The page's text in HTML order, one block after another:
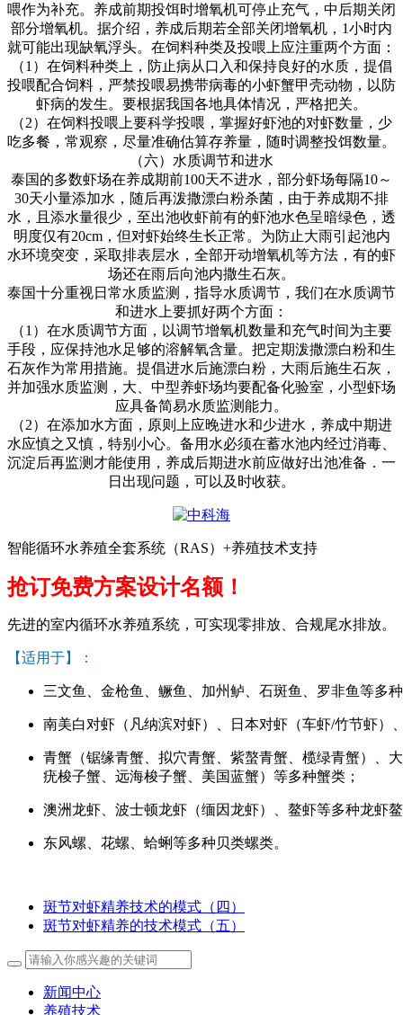
喂作为补充。养成前期投饵时增氧机可停止充气，中后期关闭
部分增氧机。据介绍，养成后期若全部关闭增氧机， 1小时内
就可能出现缺氧浮头。在饲料种类及投喂上应注重两个方面：
（1 ）在饲料种类上，防止病从口入和保持良好的水质，提倡
投喂配合饲料，严禁投喂易携带病毒的小虾蟹甲壳动物，以防
虾病的发生。要根据我国各地具体情况，严格把关。
（2）在饲料投喂上要科学投喂，掌握好虾池的对虾数量，少
吃多餐，常观察，尽量准确估算存养量，随时调整投饵数量。
（六）水质调节和进水
泰国的多数虾场在养成期前100天不进水，部分虾场每隔10～
30天小量添加水，随后再泼撒漂白粉杀菌，由于养成期不排
水，且添水量很少，至出池收虾前有的虾池水色呈暗绿色，透
明度仅有20cm，但对虾始终生长正常。为防止大雨引起池内
水环境突变，采取排表层水，全部开动增氧机等方法，有的虾
场还在雨后向池内撒生石灰。
泰国十分重视日常水质监测，指导水质调节，我们在水质调节
和进水上要抓好两个方面：
（1 ）在水质调节方面，以调节增氧机数量和充气时间为主要
手段，应保持池水足够的溶解氧含量。把定期泼撒漂白粉和生
石灰作为常用措施。提倡进水后施漂白粉，大雨后施生石灰，
并加强水质监测，大、中型养虾场均要配备化验室，小型虾场
应具备简易水质监测能力。
（2）在添加水方面，原则上应晚进水和少进水，养成中期进
水应慎之又慎，特别小心。备用水必须在蓄水池内经过消毒、
沉淀后再监测才能使用，养成后期进水前应做好出池准备．一
日出现问题，可以及时收获。
智能循环水养殖全套系统（RAS）+养殖技术支持
抢订免费方案设计名额！
先进的室内循环水养殖系统，可实现零排放、合规尾水排放。
【适用于】：
三文鱼、金枪鱼、鳜鱼、加州鲈、石斑鱼、罗非鱼等多
南美白对虾（凡纳滨对虾）、日本对虾（车虾/竹节虾）
青蟹（锯缘青蟹、拟穴青蟹、紫螯青蟹、榄绿青蟹）、
疣梭子蟹、远海梭子蟹、美国蓝蟹）等多种蟹类；
澳洲龙虾、波士顿龙虾（缅因龙虾）、鳌虾等多种龙虾
东风螺、花螺、蛤蜊等多种贝类螺类。
斑节对虾精养技术的模式（四）
斑节对虾精养的技术模式（五）
新闻中心
养殖技术